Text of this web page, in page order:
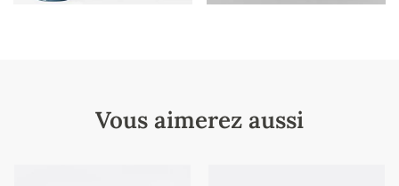
Vous aimerez aussi